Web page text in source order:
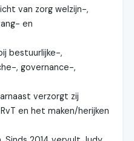
van zorg welzijn-,
en
bestuurlijke-,
, governance-,
verzorgt zij
en het maken/herijken